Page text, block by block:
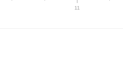
11